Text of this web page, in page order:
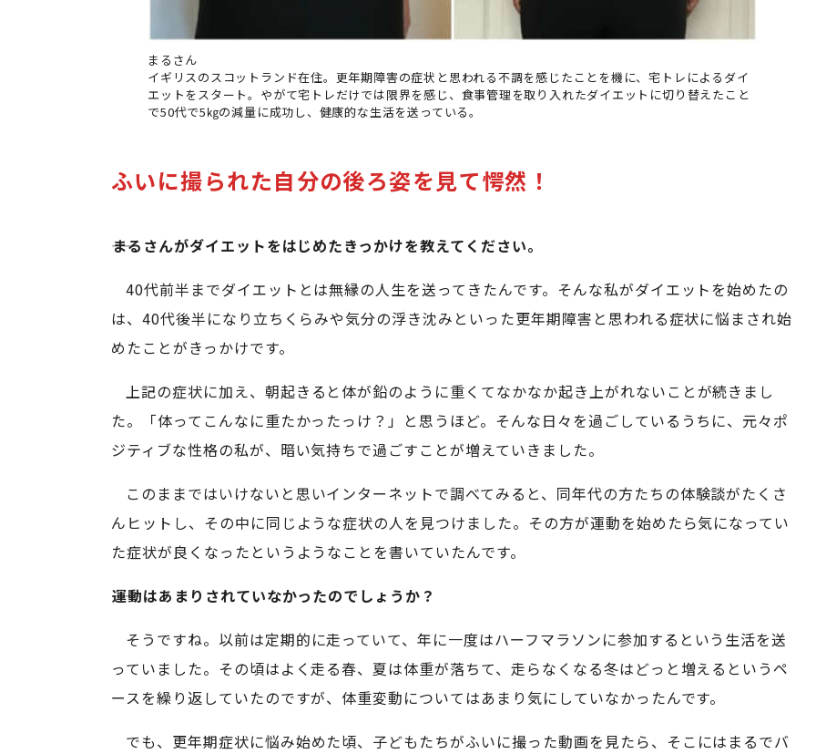
まるさん
イギリスのスコットランド在住。更年期障害の症状と思われる不調を感じたことを機に、宅トレによるダイ
エットをスタート。やがて宅トレだけでは限界を感じ、食事管理を取り入れたダイエットに切り替えたこと
で50代で5㎏の減量に成功し、健康的な生活を送っている。
ふいに撮られた自分の後ろ姿を見て愕然！
まるさんがダイエットをはじめたきっかけを教えてください。
40代前半までダイエットとは無縁の人生を送ってきたんです。そんな私がダイエットを始めたの
は、40代後半になり立ちくらみや気分の浮き沈みといった更年期障害と思われる症状に悩まされ始
めたことがきっかけです。
上記の症状に加え、朝起きると体が鉛のように重くてなかなか起き上がれないことが続きまし
た。「体ってこんなに重たかったっけ？」と思うほど。そんな日々を過ごしているうちに、元々ポ
ジティブな性格の私が、暗い気持ちで過ごすことが増えていきました。
このままではいけないと思いインターネットで調べてみると、同年代の方たちの体験談がたくさ
んヒットし、その中に同じような症状の人を見つけました。その方が運動を始めたら気になってい
た症状が良くなったというようなことを書いていたんです。
運動はあまりされていなかったのでしょうか？
そうですね。以前は定期的に走っていて、年に一度はハーフマラソンに参加するという生活を送
っていました。その頃はよく走る春、夏は体重が落ちて、走らなくなる冬はどっと増えるというペ
ースを繰り返していたのですが、体重変動についてはあまり気にしていなかったんです。
でも、更年期症状に悩み始めた頃、子どもたちがふいに撮った動画を見たら、そこにはまるでバ